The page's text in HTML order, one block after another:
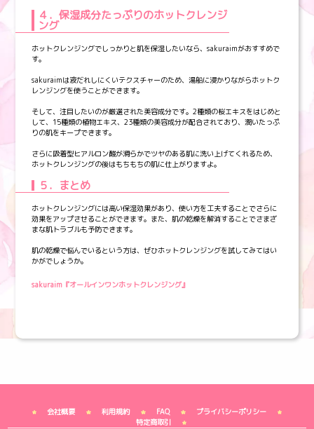
４．保湿成分たっぷりのホットクレンジ
ング
ホットクレンジングでしっかりと肌を保湿したいなら、sakuraimがおすすめで
す。
sakuraimは液だれしにくいテクスチャーのため、湯船に浸かりながらホットク
レンジングを使うことができます。
そして、注目したいのが厳選された美容成分です。2種類の桜エキスをはじめと
して、15種類の植物エキス、23種類の美容成分が配合されており、潤いたっぷ
りの肌をキープできます。
さらに吸着型ヒアルロン酸が滑らかでツヤのある肌に洗い上げてくれるため、
ホットクレンジングの後はもちもちの肌に仕上がりますよ。
５．まとめ
ホットクレンジングには高い保湿効果があり、使い方を工夫することでさらに
効果をアップさせることができます。また、肌の乾燥を解消することでさまざ
まな肌トラブルも予防できます。
肌の乾燥で悩んでいるという方は、ぜひホットクレンジングを試してみてはい
かがでしょうか。
sakuraim『オールインワンホットクレンジング』
会社概要 利用規約 FAQ
プライバシーポリシー
特定商取引